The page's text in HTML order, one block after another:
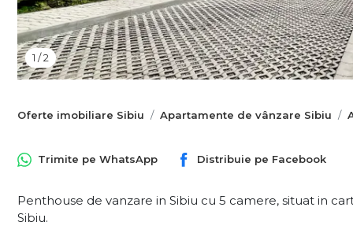
1 /2
Oferte imobiliare Sibiu Apartamente de vânzare Sibiu
Trimite pe WhatsApp Distribuie pe Facebook
Penthouse de vanzare in Sibiu cu 5 camere, situat in
Sibiu.